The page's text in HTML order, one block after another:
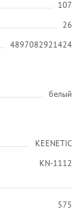
107
26
4897082921424
белый
KEENETIC
KN-1112
575